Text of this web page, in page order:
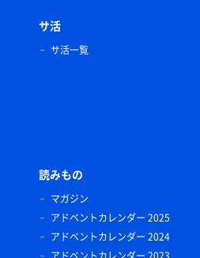
サ活
サ活一覧
読みもの
マガジン
アドベントカレンダー 2025
アドベントカレンダー 2024